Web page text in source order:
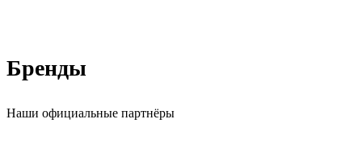
Бренды
Наши официальные партнёры